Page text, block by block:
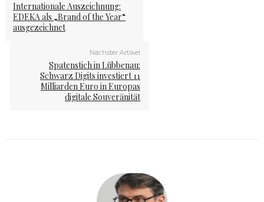
Internationale Auszeichnung:
EDEKA als „Brand of the Year“
ausgezeichnet
Nächster Artikel
Spatenstich in Lübbenau:
Schwarz Digits investiert 11
Milliarden Euro in Europas
digitale Souveränität